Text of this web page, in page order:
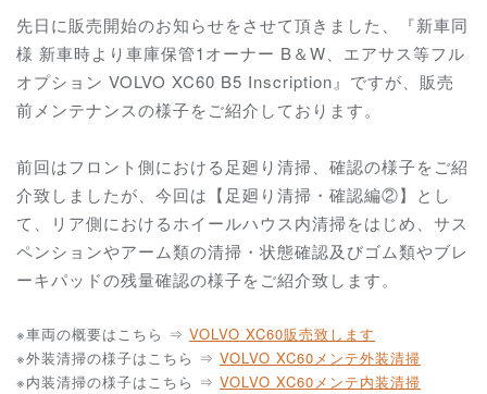
先日に販売開始のお知らせをさせて頂きました、『新車同
様 新車時より車庫保管1オーナー B＆W、エアサス等フル
オプション VOLVO XC60 B5 Inscription』ですが、販売
前メンテナンスの様子をご紹介しております。
前回はフロント側における足廻り清掃、確認の様子をご紹
介致しましたが、今回は【足廻り清掃・確認編②】とし
て、リア側におけるホイールハウス内清掃をはじめ、サス
ペンションやアーム類の清掃・状態確認及びゴム類やブレ
ーキパッドの残量確認の様子をご紹介致します。
※車両の概要はこちら ⇒ VOLVO XC60販売致します
※外装清掃の様子はこちら ⇒ VOLVO XC60メンテ外装清掃
※内装清掃の様子はこちら ⇒ VOLVO XC60メンテ内装清掃